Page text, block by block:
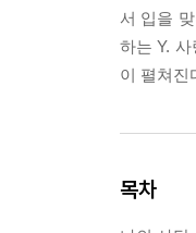
서 입을
하는 Y.
이 펼쳐진
목차